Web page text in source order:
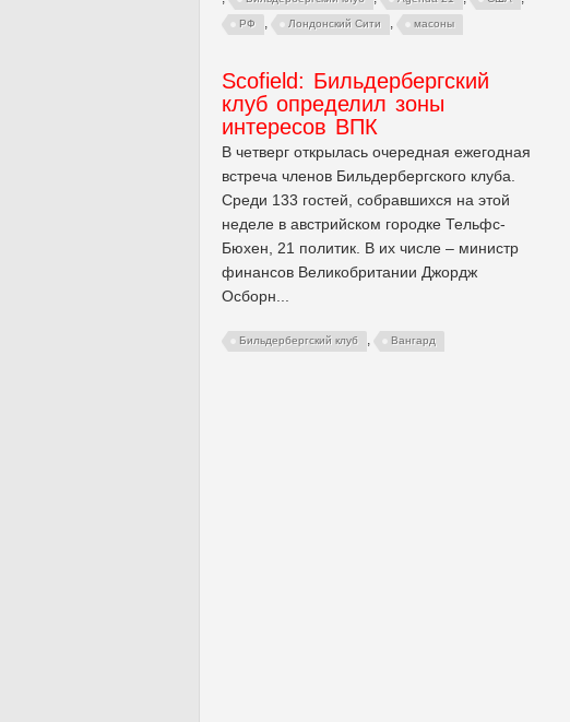
РФ , Лондонский Сити , масоны
Scofield: Бильдербергский
клуб определил зоны
интересов ВПК
В четверг открылась очередная ежегодная
встреча членов Бильдербергского клуба.
Среди 133 гостей, собравшихся на этой
неделе в австрийском городке Тельфс-
Бюхен, 21 политик. В их числе – министр
финансов Великобритании Джордж
Осборн...
Бильдербергский клуб , Вангард